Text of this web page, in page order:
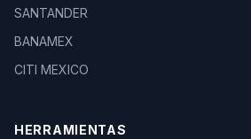
SANTANDER
BANAMEX
CITI MEXICO
HERRAMIENTAS